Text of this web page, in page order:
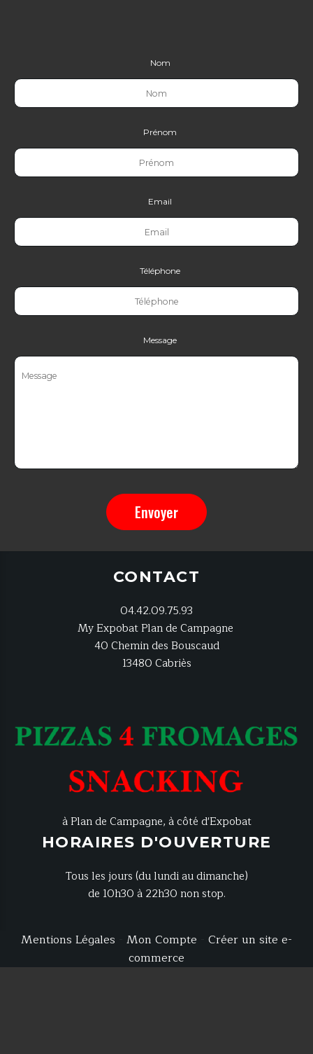
Nom
Prénom
Email
Téléphone
Message
Envoyer
à Plan de Campagne, à côté d'Expobat
CONTACT
04.42.09.75.93
My Expobat Plan de Campagne
40 Chemin des Bouscaud
13480 Cabriès
HORAIRES D'OUVERTURE
Tous les jours (du lundi au dimanche)
de 10h30 à 22h30 non stop.
Mentions Légales Mon Compte
Créer un site e-
commerce